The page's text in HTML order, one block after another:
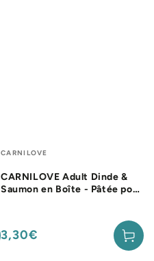
Fournisseur:
CARNILOVE
CARNILOVE Adult Dinde &
Saumon en Boîte - Pâtée pour
Prix
3,30€